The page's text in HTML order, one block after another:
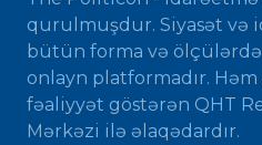
qurulmuşdur. Siyasət və
bütün forma və
onlayn platformadır.
fəaliyyət göstərən QHT
Mərkəzi ilə əlaqədardır.